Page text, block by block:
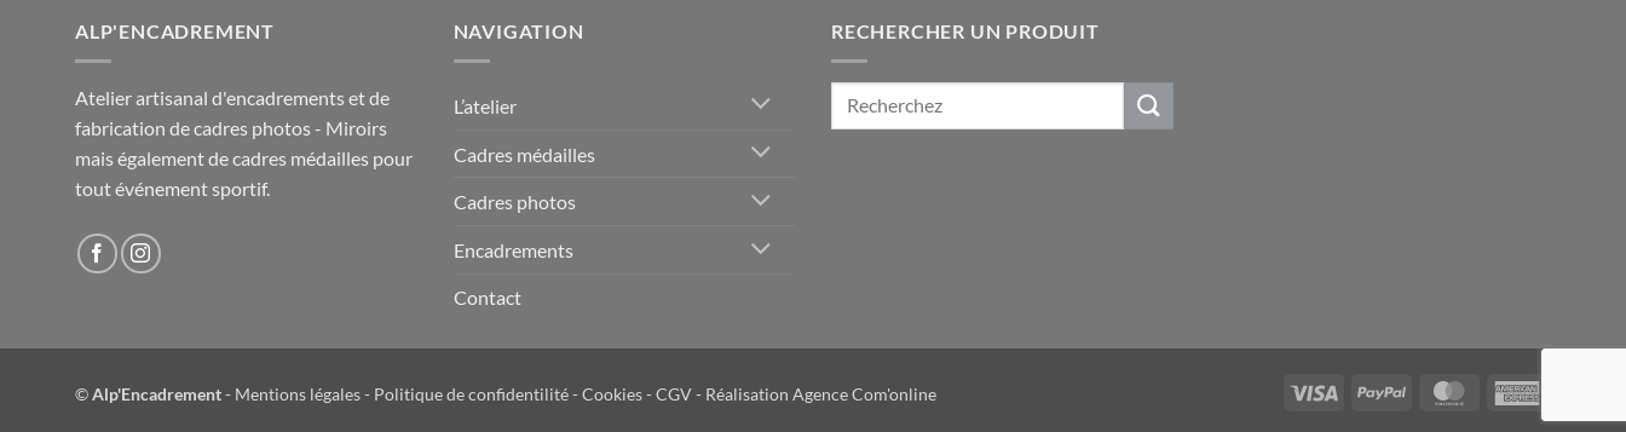
ALP'ENCADREMENT
Atelier artisanal d'encadrements et de
fabrication de cadres photos - Miroirs
mais également de cadres médailles pour
tout événement sportif.
NAVIGATION
L’atelier
Cadres médailles
Cadres photos
Encadrements
Contact
RECHERCHER UN PRODUIT
Recherche
Visa PayPal MasterCard
Express
©Alp'Encadrement- Mentions légales- Politique de confidentilité- Cookies- CGV- Réalisation Agence Com'online